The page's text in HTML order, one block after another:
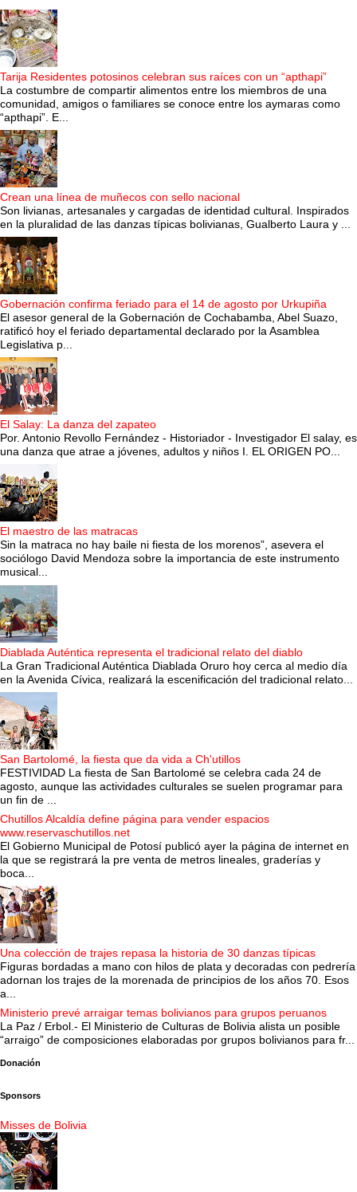
Tarija Residentes potosinos celebran sus raíces con un “apthapi”
La costumbre de compartir alimentos entre los miembros de una
comunidad, amigos o familiares se conoce entre los aymaras como
“apthapi”. E...
Crean una línea de muñecos con sello nacional
Son livianas, artesanales y cargadas de identidad cultural. Inspirados
en la pluralidad de las danzas típicas bolivianas, Gualberto Laura y ...
Gobernación confirma feriado para el 14 de agosto por Urkupiña
El asesor general de la Gobernación de Cochabamba, Abel Suazo,
ratificó hoy el feriado departamental declarado por la Asamblea
Legislativa p...
El Salay: La danza del zapateo
Por. Antonio Revollo Fernández - Historiador - Investigador El salay, es
una danza que atrae a jóvenes, adultos y niños I. EL ORIGEN PO...
El maestro de las matracas
Sin la matraca no hay baile ni fiesta de los morenos”, asevera el
sociólogo David Mendoza sobre la importancia de este instrumento
musical...
Diablada Auténtica representa el tradicional relato del diablo
La Gran Tradicional Auténtica Diablada Oruro hoy cerca al medio día
en la Avenida Cívica, realizará la escenificación del tradicional relato...
San Bartolomé, la fiesta que da vida a Ch'utillos
FESTIVIDAD La fiesta de San Bartolomé se celebra cada 24 de
agosto, aunque las actividades culturales se suelen programar para
un fin de ...
Chutillos Alcaldía define página para vender espacios
www.reservaschutillos.net
El Gobierno Municipal de Potosí publicó ayer la página de internet en
la que se registrará la pre venta de metros lineales, graderías y
boca...
Una colección de trajes repasa la historia de 30 danzas típicas
Figuras bordadas a mano con hilos de plata y decoradas con pedrería
adornan los trajes de la morenada de principios de los años 70. Esos
a...
Ministerio prevé arraigar temas bolivianos para grupos peruanos
La Paz / Erbol.- El Ministerio de Culturas de Bolivia alista un posible
“arraigo” de composiciones elaboradas por grupos bolivianos para fr...
Donación
Sponsors
Misses de Bolivia